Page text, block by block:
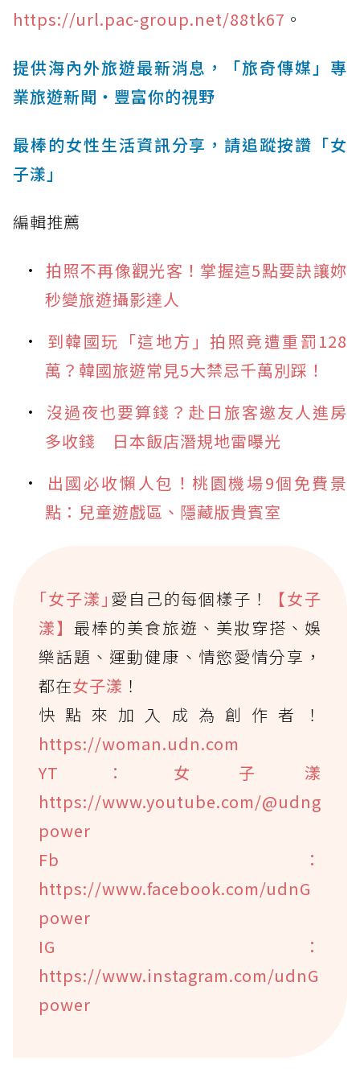
https://url.pac-group.net/88tk67 。
提供海內外旅遊最新消息，「旅奇傳媒」專
業旅遊新聞‧豐富你的視野
最棒的女性生活資訊分享，請追蹤按讚「女
子漾」
編輯推薦
拍照不再像觀光客！掌握這5點要訣讓妳
秒變旅遊攝影達人
到韓國玩「這地方」拍照竟遭重罰128
萬？韓國旅遊常見5大禁忌千萬別踩！
沒過夜也要算錢？赴日旅客邀友人進房
多收錢 日本飯店潛規地雷曝光
出國必收懶人包！桃園機場9個免費景
點：兒童遊戲區、隱藏版貴賓室
｢女子漾｣ 愛自己的每個樣子！
【女子
漾】最棒的美食旅遊、美妝穿搭、娛
樂話題、運動健康、情慾愛情分享，
都在女子漾 ！
快點來加入成為創作者！
https://woman.udn.com
YT：女子漾
https://www.youtube.com/@udng
power
Fb：
https://www.facebook.com/udnG
power
IG：
https://www.instagram.com/udnG
power